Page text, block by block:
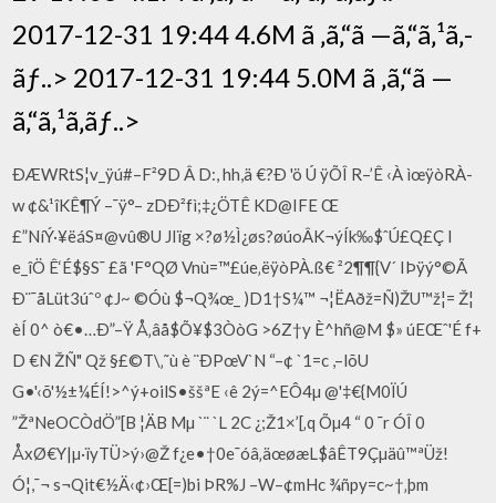
2017-12-31 19:44 4.6M ã ‚ã‚“ã —ã‚“ã‚¹ã‚­
ãƒ..> 2017-12-31 19:44 5.0M ã ‚ã‚“ã —
ã‚“ã‚¹ã‚­ãƒ..>
ÐÆWRtS­¦v_ÿú#–F²9D Â D:, hh,ä €?Ð 'ö Ú ÿÕÎ R–’Ê ‹À ìœÿòRÀ-
w ¢&¹îKÊ¶Ý –¯ÿ°– zDÐ²fì;‡¿ÖTÊ KD@IFE Œ
£”NíÝ·¥ëáS¤@vû®U JIïg ×?ø½Ì¿øs?øúoÂK¬ýÍk‰$ˆÚ£Q£Ç I
e_îÖ Ê‘É$§S¯ £ã 'F°QØ Vnù=™£úe‚ëÿòPÀ.ß€ ²2¶¶{V´ IÞÿý°©Ã
Ð¨¯åLüt3úˆº ¢J~ ©Óù $¬Q¾œ_­ )D1†S¼™ ¬¦ËAðž=Ñ)ŽU™ž¦= Ž¦
èÍ 0^ ò€•…Ð”–Ÿ Å‚âå$Õ¥$3ÒòG >6Z†y È^hñ@M $» úEŒˆ'É f+
D €N ŽÑ" Qž §£©T\‚˜ù è ¨ÐPœV`N “–¢ `1=c ,–lõU
G•'‹õ'½±¼ÉÍ!>^ý+oilS•ššªE ‹ê 2ý=^EÔ4µ @'‡€{M0ÏÚ
”ŽªNeOCÒdÖ”[B ¦ÄB Mµ `¨ `L 2C ¿;Ž1×’[‚q Õµ4 “ 0 ¯r ÓÎ 0
ÅxØ€Y|µ·ïyTÜ>ý›@Ž f¿e•†0e¯óâ‚äœøæL$âÊT9Çµäû™ªÜž!
Ó¦,¯¬ s¬Qit€½Ä‹¢›Œ[=)bi ÞR%J –W–¢mHc ¾ñpy=c~†‚þm